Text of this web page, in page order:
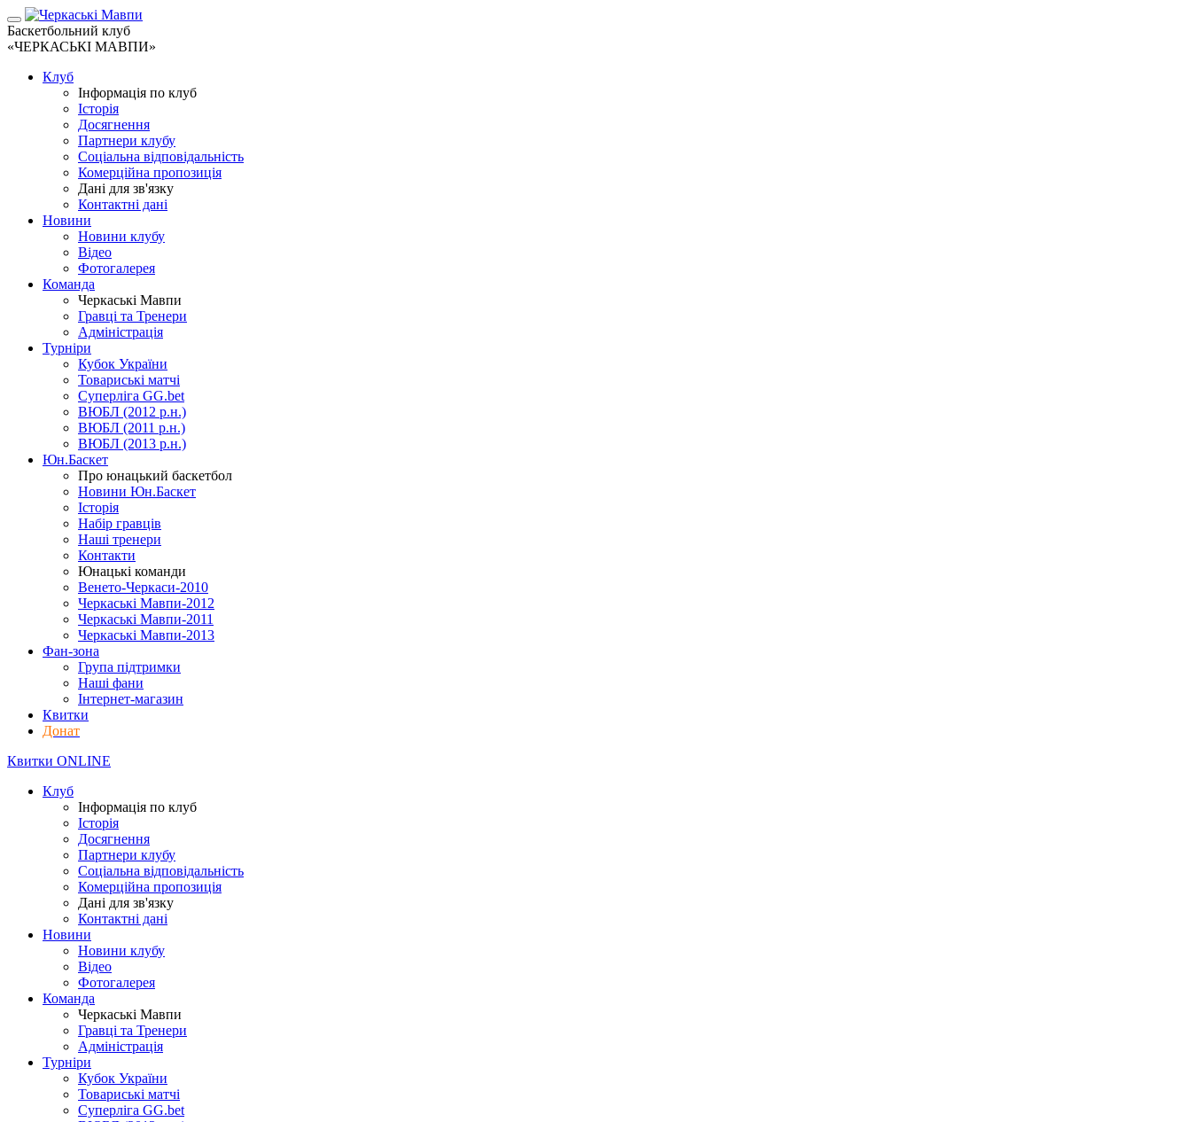
Баскетбольний клуб
«ЧЕРКАСЬКІ МАВПИ»
Клуб
Інформація по клуб
Історія
Досягнення
Партнери клубу
Соціальна відповідальність
Комерційна пропозиція
Дані для зв'язку
Контактні дані
Новини
Новини клубу
Відео
Фотогалерея
Команда
Черкаські Мавпи
Гравці та Тренери
Адміністрація
Турніри
Кубок України
Товариські матчі
Суперліга GG.bet
ВЮБЛ (2012 р.н.)
ВЮБЛ (2011 р.н.)
ВЮБЛ (2013 р.н.)
Юн.Баскет
Про юнацький баскетбол
Новини Юн.Баскет
Історія
Набір гравців
Наші тренери
Контакти
Юнацькі команди
Венето-Черкаси-2010
Черкаські Мавпи-2012
Черкаські Мавпи-2011
Черкаські Мавпи-2013
Фан-зона
Група підтримки
Наші фани
Інтернет-магазин
Квитки
Донат
Квитки ONLINE
Клуб
Інформація по клуб
Історія
Досягнення
Партнери клубу
Соціальна відповідальність
Комерційна пропозиція
Дані для зв'язку
Контактні дані
Новини
Новини клубу
Відео
Фотогалерея
Команда
Черкаські Мавпи
Гравці та Тренери
Адміністрація
Турніри
Кубок України
Товариські матчі
Суперліга GG.bet